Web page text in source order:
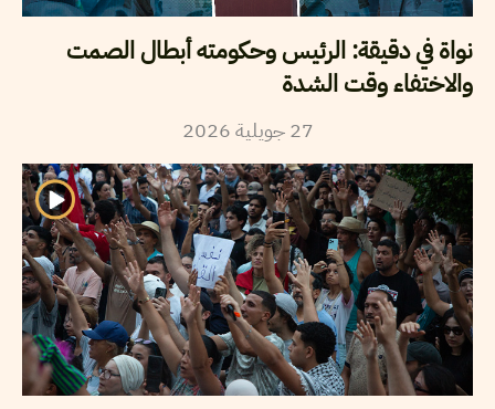
نواة في دقيقة: الرئيس وحكومته أبطال الصمت
والاختفاء وقت الشدة
27 جويلية2026